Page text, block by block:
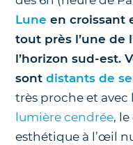
Lune en croissant
tout près l’une de
l’horizon sud-est.
sontdistants de
très proche et avec
lumière cendrée,
esthétique à l’œil